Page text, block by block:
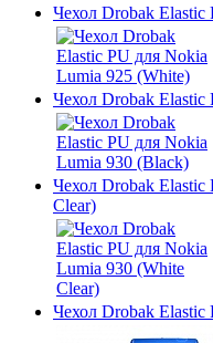
Чехол Drobak
Чехол Drobak
Чехол Drobak
Clear)
Чехол Drobak